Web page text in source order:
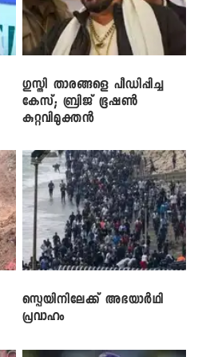
​ഗുസ്തി താരങ്ങളെ പീഡിപ്പിച്ച
കേസ്; ബ്രിജ് ഭൂഷൺ
കുറ്റവിമുക്തൻ
സ്പെയിനിലേക്ക് അഭയാർഥി
പ്രവാഹം